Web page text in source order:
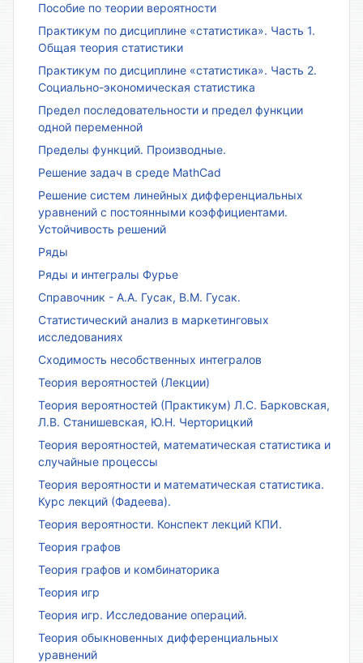
Пособие по теории вероятности
Практикум по дисциплине «статистика». Часть 1.
Общая теория статистики
Практикум по дисциплине «статистика». Часть 2.
Социально-экономическая статистика
Предел последовательности и предел функции
одной переменной
Пределы функций. Производные.
Решение задач в среде MathCad
Решение систем линейных дифференциальных
уравнений с постоянными коэффициентами.
Устойчивость решений
Ряды
Ряды и интегралы Фурье
Справочник - А.А. Гусак, В.М. Гусак.
Статистический анализ в маркетинговых
исследованиях
Сходимость несобственных интегралов
Теория вероятностей (Лекции)
Теория вероятностей (Практикум) Л.С. Барковская,
Л.В. Станишевская, Ю.Н. Черторицкий
Теория вероятностей, математическая статистика и
случайные процессы
Теория вероятности и математическая статистика.
Курс лекций (Фадеева).
Теория вероятности. Конспект лекций КПИ.
Теория графов
Теория графов и комбинаторика
Теория игр
Теория игр. Исследование операций.
Теория обыкновенных дифференциальных
уравнений